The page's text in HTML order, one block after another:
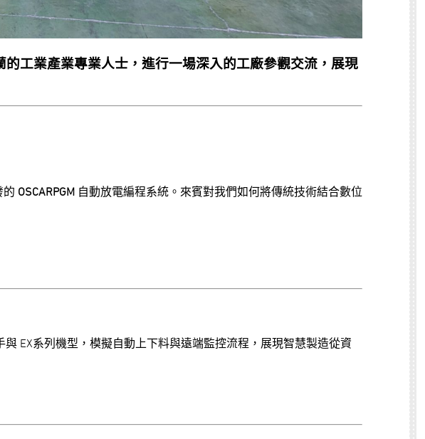
的工業產業專業人士，進行一場深入的工廠參觀交流，展現
的 OSCARPGM 自動放電編程系統。來賓對我們如何將傳統技術結合數位
EX系列機型，模擬自動上下料與遠端監控流程，展現智慧製造從資